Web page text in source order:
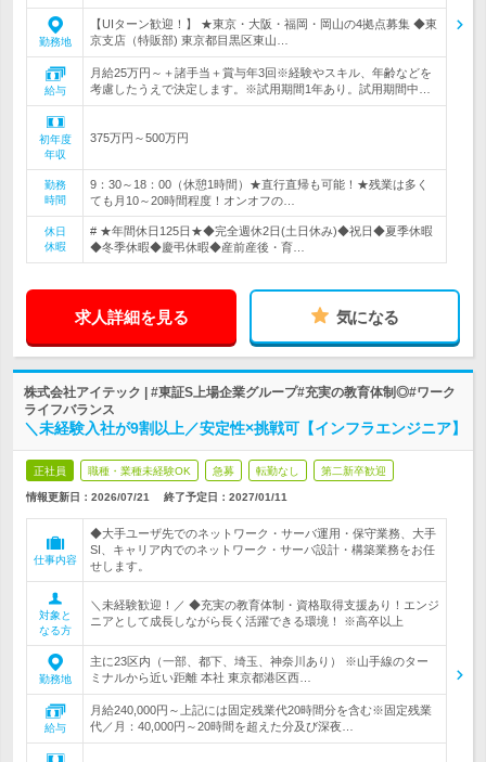
勤務地
【UIターン歓迎！】 ★東京・大阪・福岡・岡山の4拠点募集 ◆東
京支店（特販部) 東京都目黒区東山…
給与
月給25万円～＋諸手当＋賞与年3回※経験やスキル、年齢などを
考慮したうえで決定します。※試用期間1年あり。試用期間中…
初年度
年収
375万円～500万円
勤務
時間
9：30～18：00（休憩1時間）★直行直帰も可能！★残業は多く
ても月10～20時間程度！オンオフの…
休日
休暇
# ★年間休日125日★◆完全週休2日(土日休み)◆祝日◆夏季休暇
◆冬季休暇◆慶弔休暇◆産前産後・育…
求人詳細を見る 気になる
株式会社アイテック | #東証S上場企業グループ#充実の教育体制◎#ワーク
ライフバランス
＼未経験入社が9割以上／安定性×挑戦可【インフラエンジニア】
正社員 職種・業種未経験OK 急募 転勤なし 第二新卒歓迎
情報更新日：2026/07/21 終了予定日： 2027/01/11
仕事内容
◆大手ユーザ先でのネットワーク・サーバ運用・保守業務、大手
SI、キャリア内でのネットワーク・サーバ設計・構築業務をお任
せします。
対象と
なる方
＼未経験歓迎！／ ◆充実の教育体制・資格取得支援あり！エンジ
ニアとして成長しながら長く活躍できる環境！ ※高卒以上
勤務地
主に23区内（一部、都下、埼玉、神奈川あり） ※山手線のター
ミナルから近い距離 本社 東京都港区西…
給与
月給240,000円～上記には固定残業代20時間分を含む※固定残業
代／月：40,000円～20時間を超えた分及び深夜…